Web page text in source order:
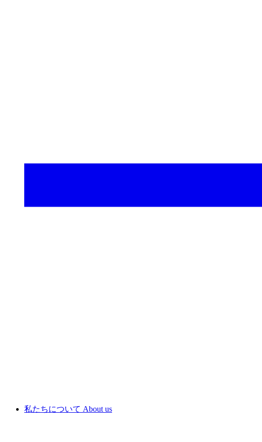
私たちについて About us